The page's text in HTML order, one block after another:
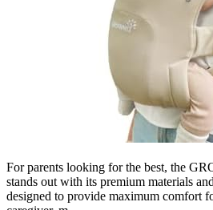
For parents looking for the best, the
stands out with its premium materials
designed to provide maximum comfort